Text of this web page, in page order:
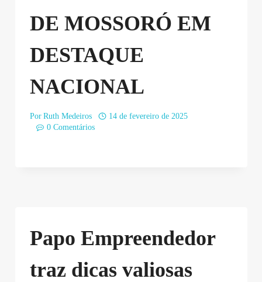
DE MOSSORÓ EM
DESTAQUE
NACIONAL
Por Ruth Medeiros
14 de fevereiro de 2025
0 Comentários
Papo Empreendedor
traz dicas valiosas